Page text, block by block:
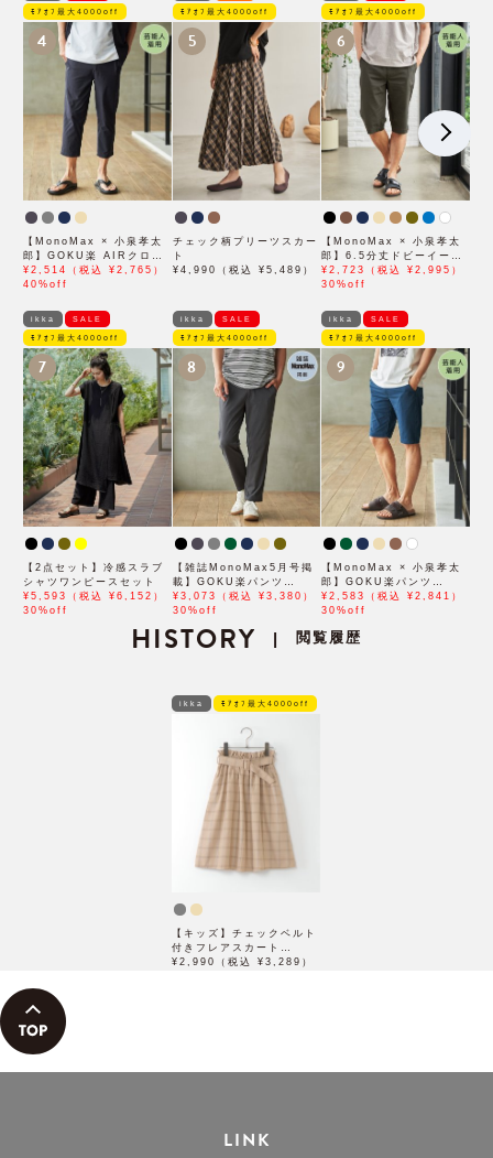
ﾓｱｵﾌ最大4000off
4
【MonoMax × 小泉孝太
郎】GOKU楽 AIRクロッ
プドパンツ「小泉孝太郎さ
ん着用モデル」
¥2,514（税込 ¥2,765）
40%off
ﾓｱｵﾌ最大4000off
5
チェック柄プリーツスカー
ト
¥4,990（税込 ¥5,489）
ﾓｱｵﾌ最大4000off
6
【MonoMax × 小泉孝太
郎】6.5分丈ドビーイージ
ーハーフパンツ「小泉孝太
郎さん着用モデル」
¥2,723（税込 ¥2,995）
30%off
ikka SALE
ﾓｱｵﾌ最大4000off
7
【2点セット】冷感スラブ
シャツワンピースセット
¥5,593（税込 ¥6,152）
30%off
ikka SALE
ﾓｱｵﾌ最大4000off
8
【雑誌MonoMax5月号掲
載】GOKU楽パンツ
EASY STRETCH 冷感ア
ンクル【接触冷感】「小泉
¥3,073（税込 ¥3,380）
30%off
ikka SALE
ﾓｱｵﾌ最大4000off
9
【MonoMax × 小泉孝太
郎】GOKU楽パンツ
EASY STRETCH 冷感
5Pショート「小泉孝太郎
¥2,583（税込 ¥2,841）
30%off
HISTORY | 閲覧履歴
ikka ﾓｱｵﾌ最大4000off
【キッズ】チェックベルト
付きフレアスカート
（100~160cm）
¥2,990（税込 ¥3,289）
LINK